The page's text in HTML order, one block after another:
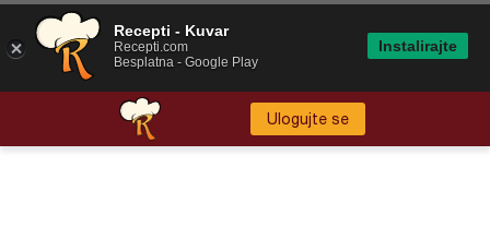
Ulogujte se
Recepti - Kuvar
Recepti.com
Besplatna - Google Play
Instalirajte